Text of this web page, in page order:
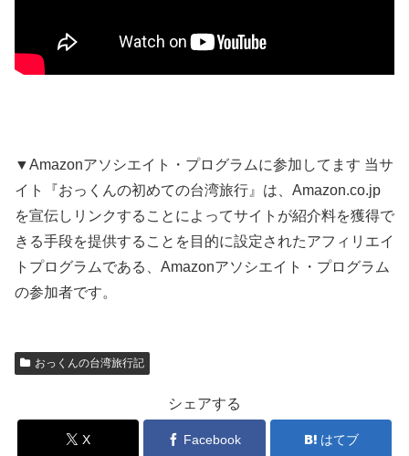
▼Amazonアソシエイト・プログラムに参加してます 当サ
イト『おっくんの初めての台湾旅行』は、Amazon.co.jp
を宣伝しリンクすることによってサイトが紹介料を獲得で
きる手段を提供することを目的に設定されたアフィリエイ
トプログラムである、Amazonアソシエイト・プログラム
の参加者です。
おっくんの台湾旅行記
シェアする
X Facebook はてブ